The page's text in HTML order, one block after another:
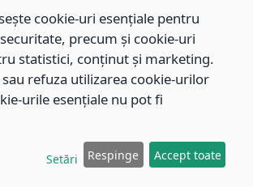
situat în str. Dimitrie Anghel nr. 19.
şi modificarea H.C.L. nr. 446/2013,
de fundamentare pentru
cookie-uri esențiale pentru
precum și cookie-uri
statistici, conținut și marketing.
refuza utilizarea cookie-urilor
urile esențiale nu pot fi
Setări Respinge Accept toate